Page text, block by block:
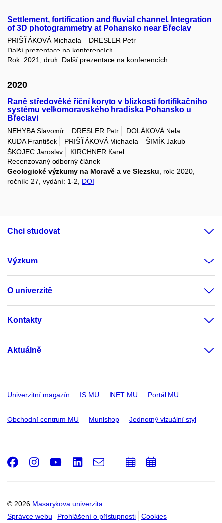
Settlement, fortification and fluvial channel. Integration
of 3D photogrammetry at Pohansko near Břeclav
PRIŠŤÁKOVÁ Michaela
DRESLER Petr
Další prezentace na konferencích
Rok: 2021, druh: Další prezentace na konferencích
2020
Raně středověké říční koryto v blízkosti fortifikačního
systému velkomoravského hradiska Pohansko u
Břeclavi
NEHYBA Slavomír DRESLER Petr
DOLÁKOVÁ Nela
KUDA František
PRIŠŤÁKOVÁ Michaela
ŠIMÍK Jakub
ŠKOJEC Jaroslav
KIRCHNER Karel
Recenzovaný odborný článek
Geologické výzkumy na Moravě a ve Slezsku, rok: 2020,
ročník: 27, vydání: 1-2, DOI
Chci studovat
Výzkum
O univerzitě
Kontakty
Aktuálně
Univerzitní magazín IS MU INET MU Portál MU
Obchodní centrum MU Munishop Jednotný vizuální styl
© 2026 Masarykova univerzita
Správce webu
Prohlášení o přístupnosti Cookies
Facebook
Instagram
Youtube
LinkedIn
e-
PřidatPřidat